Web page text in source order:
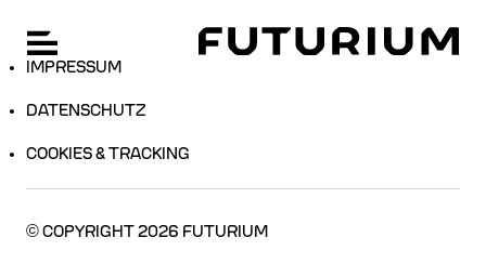
Zum
Hauptinhalt
Hauptnavigation öffnen
SPRACHE WECHSELN: ENGLISCH
IMPRESSUM
DATENSCHUTZ
COOKIES & TRACKING
© COPYRIGHT2026 FUTURIUM